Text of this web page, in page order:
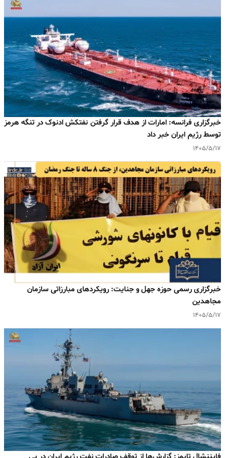
خبرگزاری فرانسه: امارات از هدف قرار گرفتن نفتکش ادنوک در تنگه هرمز
توسط رژیم ایران خبر داد
۱۴۰۵/۵/۱۷
خبرگزاری رسمی حوزه جهل و جنایت: رویکردهای مبارزاتی سازمان
مجاهدین
۱۴۰۵/۵/۱۷